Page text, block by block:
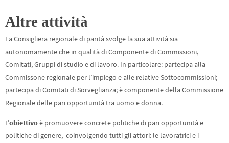
Altre attività
La Consigliera regionale di parità svolge la sua attività sia
autonomamente che in qualità di Componente di Commissioni,
Comitati, Gruppi di studio e di lavoro. In particolare: partecipa alla
Commissone regionale per l’impiego e alle relative Sottocommissioni;
partecipa di Comitati di Sorveglianza; è componente della Commissione
Regionale delle pari opportunità tra uomo e donna.
L’obiettivoè promuovere concrete politiche di pari opportunità e
politiche di genere, coinvolgendo tutti gli attori: le lavoratrici e i